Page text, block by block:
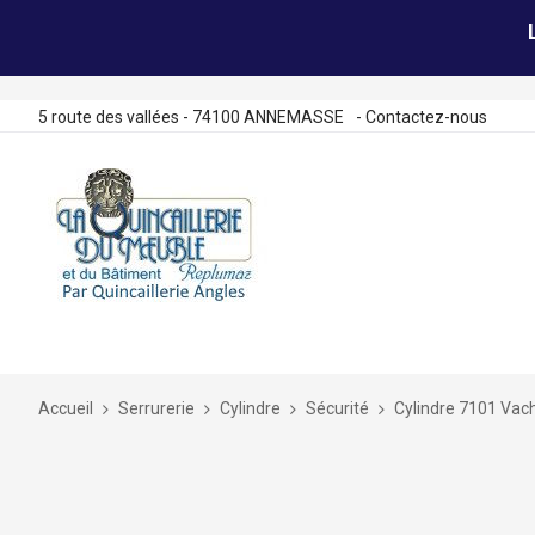
5 route des vallées - 74100 ANNEMASSE - Contactez-nous
Accueil Serrurerie Cylindre Sécurité Cylindre 7101